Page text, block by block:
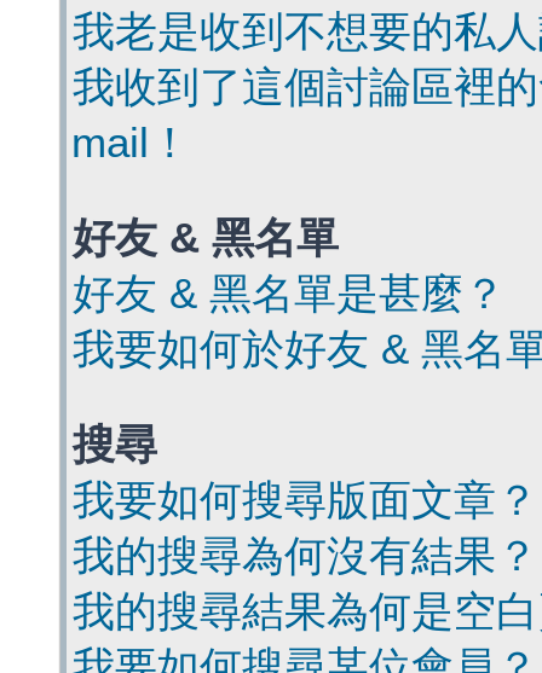
我老是收到不想要的私
我收到了這個討論區裡
mail！
好友 & 黑名單
好友 & 黑名單是甚麼？
我要如何於好友 & 黑名
搜尋
我要如何搜尋版面文章？
我的搜尋為何沒有結果？
我的搜尋結果為何是空